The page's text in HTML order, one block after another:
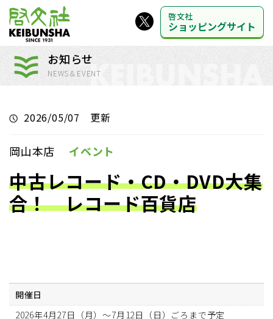
啓文社
ショッピングサイト
お知らせ
NEWS＆EVENT
2026/05/07 更新
岡山本店 イベント
中古レコード・CD・DVD大集
合！ レコード百貨店
開催日
2026年4月27日（月）～7月12日（日）ごろまで予定